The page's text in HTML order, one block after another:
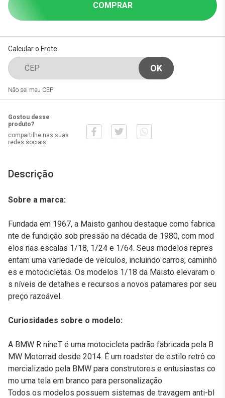
COMPRAR
Calcular o Frete
Não sei meu CEP
Gostou desse
produto?
compartilhe nas suas
redes sociais
Descrição
Sobre a marca:
Fundada em 1967, a Maisto ganhou destaque como fabrica
nte de fundição sob pressão na década de 1980, com mod
elos nas escalas 1/18, 1/24 e 1/64. Seus modelos repres
entam uma variedade de veículos, incluindo carros, caminhõ
es e motocicletas. Os modelos 1/18 da Maisto elevaram o
s níveis de detalhes e recursos a novos patamares por seu
preço razoável.
Curiosidades sobre o modelo:
A BMW R nineT é uma motocicleta padrão fabricada pela B
MW Motorrad desde 2014. É um roadster de estilo retrô co
mercializado pela BMW para construtores e entusiastas co
mo uma tela em branco para personalização
Todos os modelos possuem sistemas de travagem anti-bl